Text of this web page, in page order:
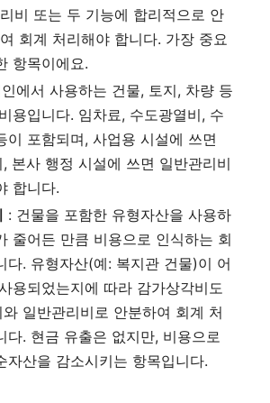
비 또는 두 기능에 합리적으로 안
회계 처리해야 합니다. 가장 중요
항목이에요.
에서 사용하는 건물, 토지, 차량 등
용입니다. 임차료, 수도광열비, 수
이 포함되며, 사업용 시설에 쓰면
본사 행정 시설에 쓰면 일반관리비
합니다.
: 건물을 포함한 유형자산을 사용하
줄어든 만큼 비용으로 인식하는 회
다. 유형자산(예: 복지관 건물)이 어
용되었는지에 따라 감가상각비도
일반관리비로 안분하여 회계 처
다. 현금 유출은 없지만, 비용으로
자산을 감소시키는 항목입니다.